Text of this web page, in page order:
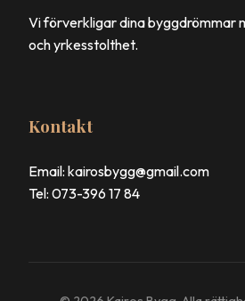
Vi förverkligar dina byggdrömmar
och yrkesstolthet.
Kontakt
Email: kairosbygg@gmail.com
Tel: 073-396 17 84